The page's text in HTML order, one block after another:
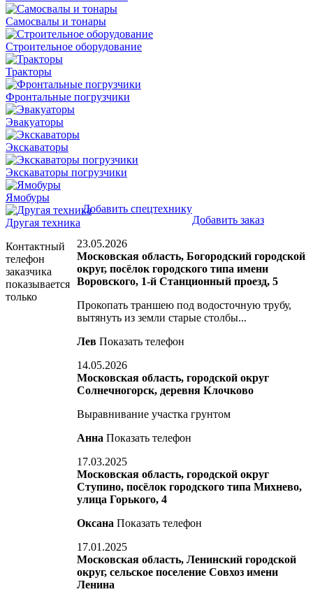
Самосвалы и тонары
Строительное оборудование
Тракторы
Фронтальные погрузчики
Эвакуаторы
Экскаваторы
Экскаваторы погрузчики
Ямобуры
Другая техника Добавить заказ
Добавить спецтехнику
23.05.2026
Московская область, Богородский городской
округ, посёлок городского типа имени
Воровского, 1-й Станционный проезд, 5
Прокопать траншею под водосточную трубу,
вытянуть из земли старые столбы...
Лев Показать телефон
14.05.2026
Московская область, городской округ
Солнечногорск, деревня Клочково
Выравнивание участка грунтом
Анна Показать телефон
17.03.2025
Московская область, городской округ
Ступино, посёлок городского типа Михнево,
улица Горького, 4
Оксана Показать телефон
17.01.2025
Московская область, Ленинский городской
округ, сельское поселение Совхоз имени
Ленина
Контактный
телефон
заказчика
показывается
только